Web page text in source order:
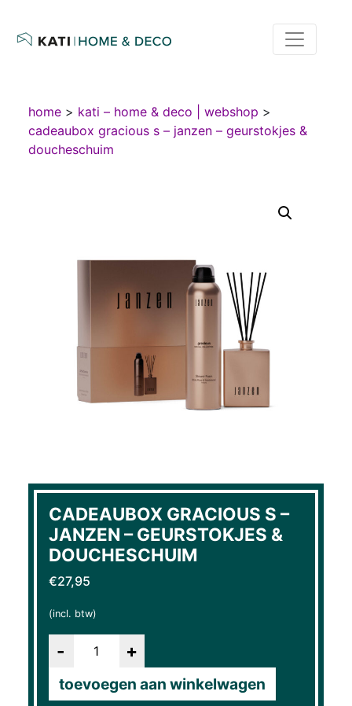
home > kati – home & deco | webshop >
cadeaubox gracious s – janzen – geurstokjes &
doucheschuim
CADEAUBOX GRACIOUS S –
JANZEN – GEURSTOKJES &
DOUCHESCHUIM
€27,95
(incl. btw)
toevoegen aan winkelwagen